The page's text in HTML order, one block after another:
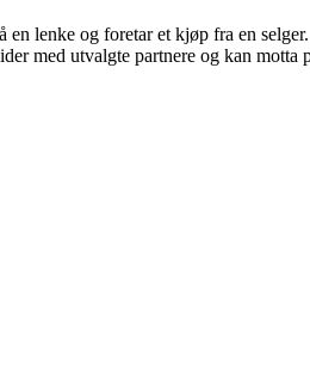
lenke og foretar et kjøp fra en selger.
med utvalgte partnere og kan